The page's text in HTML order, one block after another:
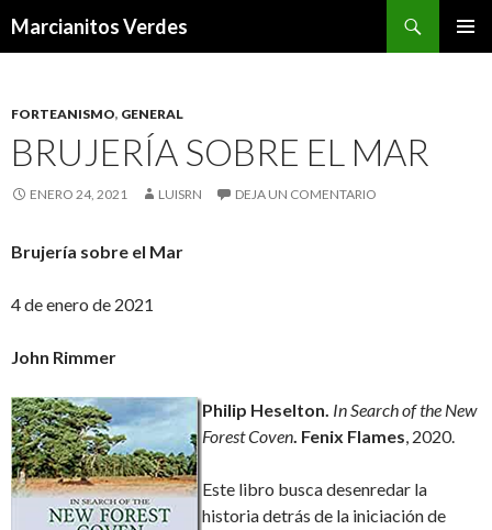
Marcianitos Verdes
FORTEANISMO, GENERAL
BRUJERÍA SOBRE EL MAR
ENERO 24, 2021 LUISRN DEJA UN COMENTARIO
Brujería sobre el Mar
4 de enero de 2021
John Rimmer
Philip Heselton. In Search of the New
Forest Coven. Fenix Flames, 2020.
Este libro busca desenredar la
historia detrás de la iniciación de